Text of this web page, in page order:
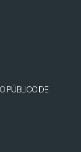
PÚBLICO DE